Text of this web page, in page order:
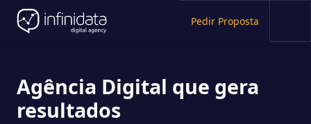
Pedir Proposta
Agência Digital que gera
resultados